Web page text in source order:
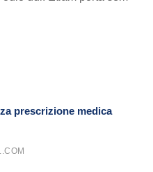
prescrizione medica